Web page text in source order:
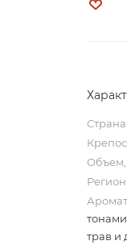
Страна
Аромат
трав и